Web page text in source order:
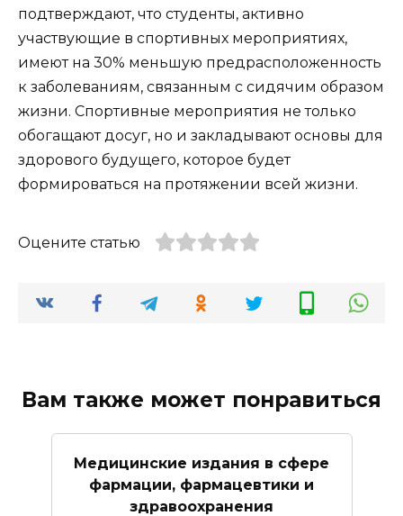
подтверждают, что студенты, активно
участвующие в спортивных мероприятиях,
имеют на 30% меньшую предрасположенность
к заболеваниям, связанным с сидячим образом
жизни. Спортивные мероприятия не только
обогащают досуг, но и закладывают основы для
здорового будущего, которое будет
формироваться на протяжении всей жизни.
Оцените статью
Вам также может понравиться
Медицинские издания в сфере
фармации, фармацевтики и
здравоохранения